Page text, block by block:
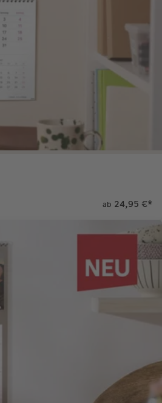
ab 24,95 €*